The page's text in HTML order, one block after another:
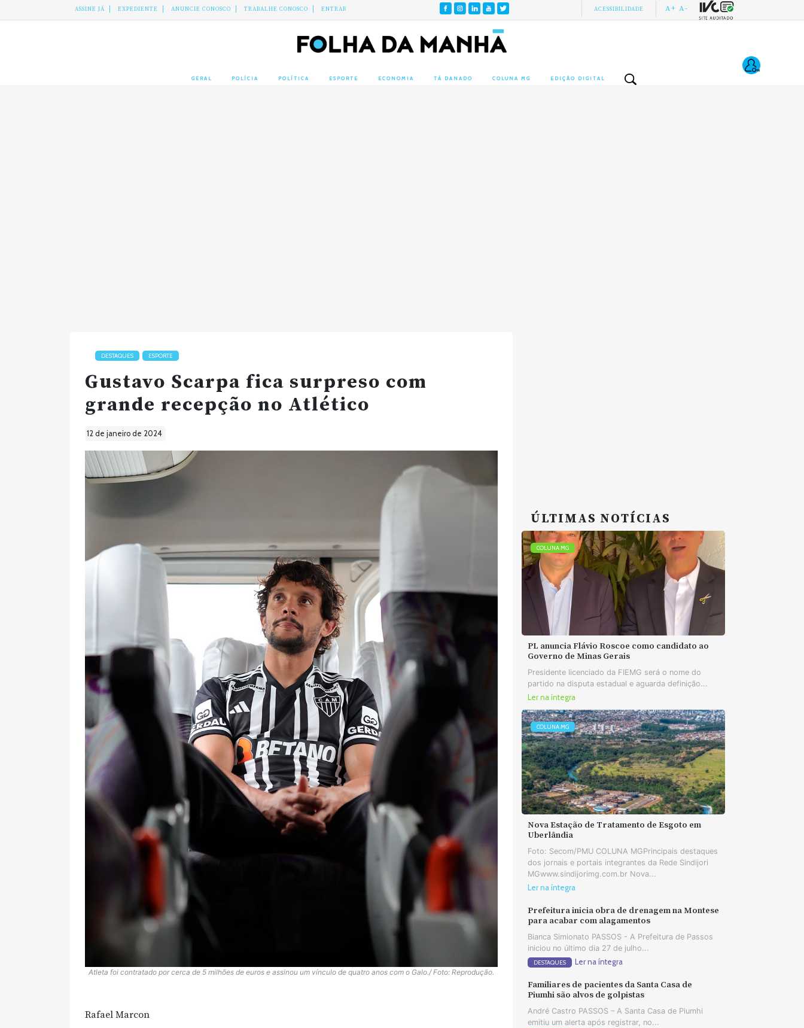
ASSINE JÁ EXPEDIENTE ANUNCIE CONOSCO TRABALHE CONOSCO ENTRAR ACESSIBILIDADE A+ A-
GERAL POLÍCIA POLÍTICA ESPORTE ECONOMIA TÁ DANADO COLUNA MG EDIÇÃO DIGITAL
DESTAQUES ESPORTE
Gustavo Scarpa fica surpreso com
grande recepção no Atlético
12 de janeiro de 2024
Atleta foi contratado por cerca de 5 milhões de euros e assinou um vínculo de quatro anos com o Galo./ Foto: Reprodução.
Rafael Marcon
ÚLTIMAS NOTÍCIAS
COLUNA MG
PL anuncia Flávio Roscoe como candidato ao
Governo de Minas Gerais
Presidente licenciado da FIEMG será o nome do
partido na disputa estadual e aguarda definição...
Ler na íntegra
COLUNA MG
Nova Estação de Tratamento de Esgoto em
Uberlândia
Foto: Secom/PMU COLUNA MGPrincipais destaques
dos jornais e portais integrantes da Rede Sindijori
MGwww.sindijorimg.com.br Nova...
Ler na íntegra
Prefeitura inicia obra de drenagem na Montese
para acabar com alagamentos
Bianca Simionato PASSOS - A Prefeitura de Passos
iniciou no último dia 27 de julho...
DESTAQUES Ler na íntegra
Familiares de pacientes da Santa Casa de
Piumhi são alvos de golpistas
André Castro PASSOS – A Santa Casa de Piumhi
emitiu um alerta após registrar, no...